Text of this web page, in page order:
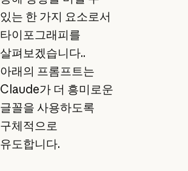
있는 한 가지 요소로서
타이포그래피를
살펴보겠습니다..
아래의 프롬프트는
Claude가 더 흥미로운
글꼴을 사용하도록
구체적으로
유도합니다.